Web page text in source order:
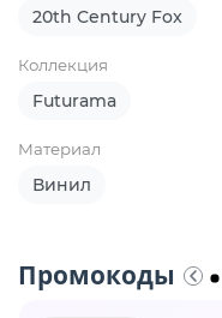
20th Century Fox
Коллекция
Futurama
Материал
Винил
Промокоды